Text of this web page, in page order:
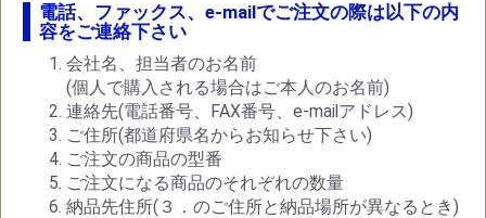
電話、ファックス、e-mailでご注文の際は以下の内
容をご連絡下さい
会社名、担当者のお名前
(個人で購入される場合はご本人のお名前)
連絡先(電話番号、FAX番号、e-mailアドレス)
ご住所(都道府県名からお知らせ下さい)
ご注文の商品の型番
ご注文になる商品のそれぞれの数量
納品先住所(３．のご住所と納品場所が異なるとき)